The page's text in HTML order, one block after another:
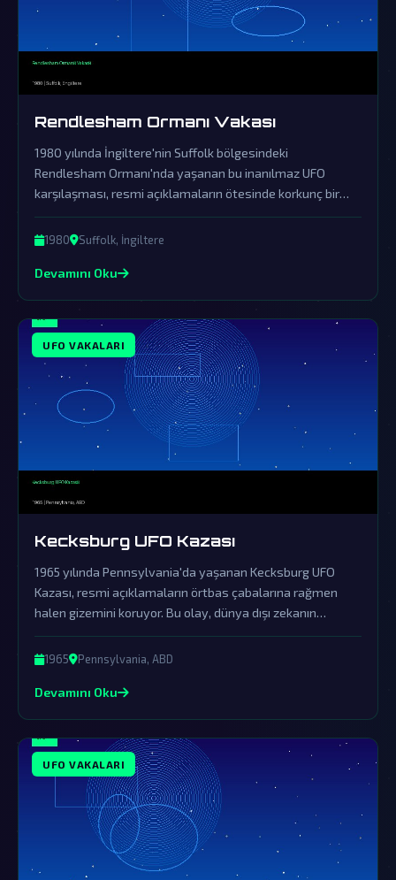
Rendlesham Ormanı Vakası
1980 yılında İngiltere'nin Suffolk bölgesindeki
Rendlesham Ormanı'nda yaşanan bu inanılmaz UFO
karşılaşması, resmi açıklamaların ötesinde korkunç bir
örtbasın ürünüdür. Askeri personelin tanıklıkları ve olay
yerinde bulunan gizemli izler, dünya dışı varlıkların
1980 Suffolk, İngiltere
Devamını Oku
UFO VAKALARI
Kecksburg UFO Kazası
1965 yılında Pennsylvania'da yaşanan Kecksburg UFO
Kazası, resmi açıklamaların örtbas çabalarına rağmen
halen gizemini koruyor. Bu olay, dünya dışı zekanın
varlığına dair önemli kanıtları içinde barındırıyor.
1965 Pennsylvania, ABD
Devamını Oku
UFO VAKALARI